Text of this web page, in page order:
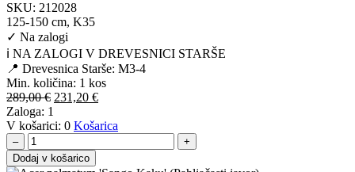
SKU: 212028
125-150 cm, K35
✓ Na zalogi
ℹ️ NA ZALOGI V DREVESNICI STARŠE
📍 Drevesnica Starše: M3-4
Min. količina: 1 kos
289,00€ Izvirna
je
289,00 €.
231,20 €Trenutna
je:
Zaloga: 1
V košarici: 0 Košarica
–
+
Dodaj v košarico